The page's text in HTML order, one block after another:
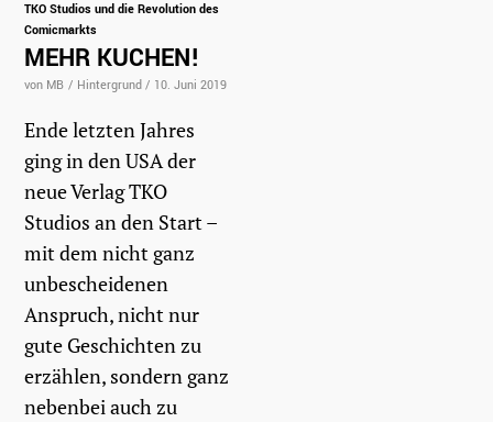
TKO Studios und die Revolution des
Comicmarkts
MEHR KUCHEN!
von MB / Hintergrund / 10. Juni 2019
Ende letzten Jahres
ging in den USA der
neue Verlag TKO
Studios an den Start –
mit dem nicht ganz
unbescheidenen
Anspruch, nicht nur
gute Geschichten zu
erzählen, sondern ganz
nebenbei auch zu